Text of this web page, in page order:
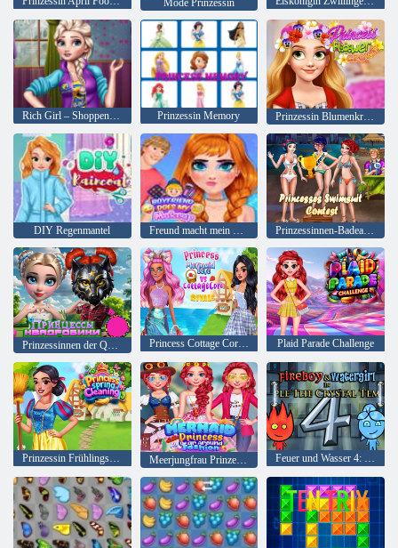
Rich Girl – Shoppen für Reiche Prinzessin Memory Prinzessin Blumenkrone
DIY Regenmantel Freund macht mein Make-up Prinzessinnen-Badeanzug-Wettbewerb
Princess Cottage Core vs. Mermaid Core Rivals Plaid Parade Challenge
Prinzessin Frühlingsreinigung Meerjungfrau Prinzessin das ganze Jahr über Mode Feuer und Wasser 4: Kristalltempel